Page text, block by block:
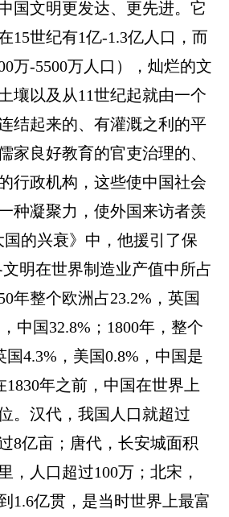
国文明更发达、更先进。它
15世纪有1亿-1.3亿人口，而
万-5500万人口），灿烂的文
壤以及从11世纪起就由一个
结起来的、有灌溉之利的平
家良好教育的官吏治理的、
行政机构，这些使中国社会
种凝聚力，使外国来访者羡
的兴衰》中，他援引了保
明在世界制造业产值中所占
年整个欧洲占23.2%，英国
中国32.8%；1800年，整个
国4.3%，美国0.8%，中国是
1830年之前，中国在世界上
。汉代，我国人口就超过
8亿亩；唐代，长安城面积
，人口超过100万；北宋，
1.6亿贯，是当时世界上最富